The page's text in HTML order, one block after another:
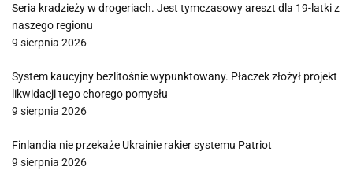
Seria kradzieży w drogeriach. Jest tymczasowy areszt dla 19-latki z
naszego regionu
9 sierpnia 2026
System kaucyjny bezlitośnie wypunktowany. Płaczek złożył projekt
likwidacji tego chorego pomysłu
9 sierpnia 2026
Finlandia nie przekaże Ukrainie rakier systemu Patriot
9 sierpnia 2026